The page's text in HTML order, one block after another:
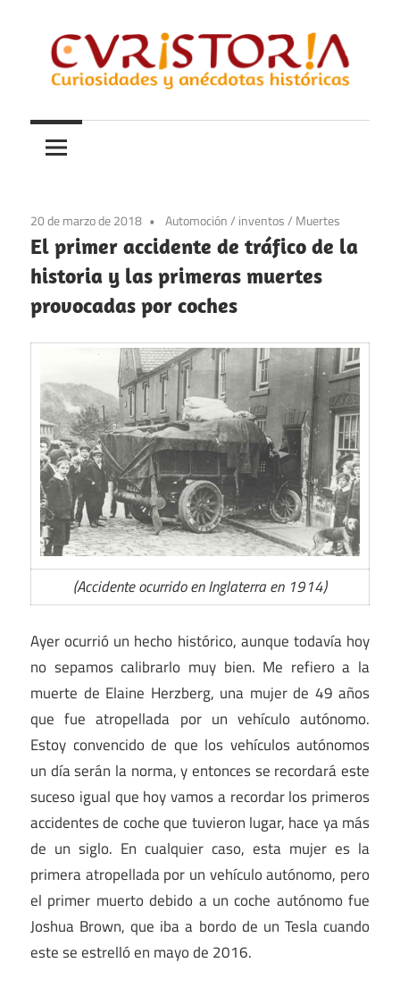
contenido
Curistoria
y
anécdotas
historia
20 de marzo de 2018 Automoción/ inventos/ Muertes
El primer accidente de tráfico de la
historia y las primeras muertes
provocadas por coches
(Accidente ocurrido en Inglaterra en 1914)
Ayer ocurrió un hecho histórico, aunque todavía hoy
no sepamos calibrarlo muy bien. Me refiero a la
muerte de Elaine Herzberg, una mujer de 49 años
que fue atropellada por un vehículo autónomo.
Estoy convencido de que los vehículos autónomos
un día serán la norma, y entonces se recordará este
suceso igual que hoy vamos a recordar los primeros
accidentes de coche que tuvieron lugar, hace ya más
de un siglo. En cualquier caso, esta mujer es la
primera atropellada por un vehículo autónomo, pero
el primer muerto debido a un coche autónomo fue
Joshua Brown, que iba a bordo de un Tesla cuando
este se estrelló en mayo de 2016.